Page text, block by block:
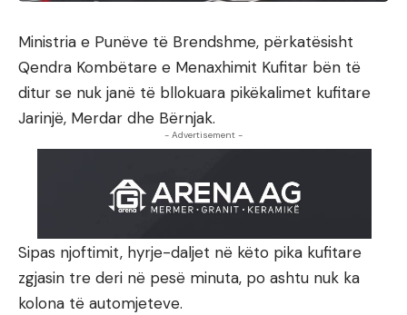
Ministria e Punëve të Brendshme, përkatësisht
Qendra Kombëtare e Menaxhimit Kufitar bën të
ditur se nuk janë të bllokuara pikëkalimet kufitare
Jarinjë, Merdar dhe Bërnjak.
- Advertisement -
Sipas njoftimit, hyrje-daljet në këto pika kufitare
zgjasin tre deri në pesë minuta, po ashtu nuk ka
kolona të automjeteve.